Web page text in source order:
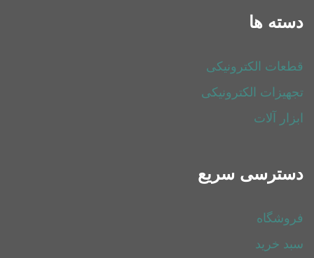
دسته ها
قطعات الکترونیکی
تجهیزات الکترونیکی
ابزار آلات
دسترسی سریع
فروشگاه
سبد خرید